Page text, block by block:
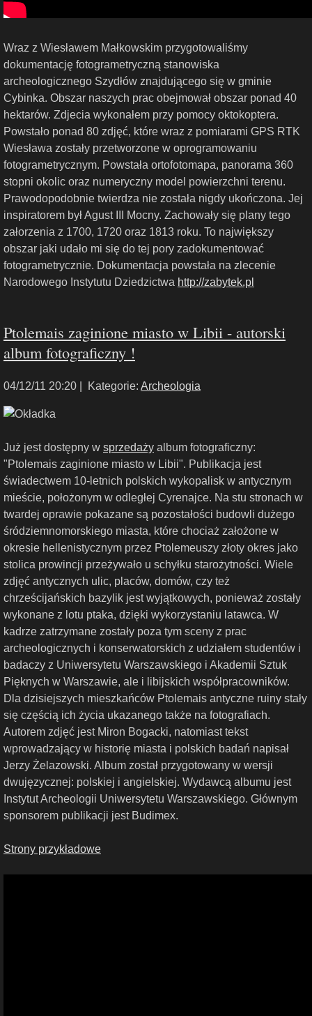
Wraz z Wiesławem Małkowskim przygotowaliśmy
dokumentację fotogrametryczną stanowiska
archeologicznego Szydłów znajdującego się w gminie
Cybinka. Obszar naszych prac obejmował obszar ponad 40
hektarów. Zdjecia wykonałem przy pomocy oktokoptera.
Powstało ponad 80 zdjęć, które wraz z pomiarami GPS RTK
Wiesława zostały przetworzone w oprogramowaniu
fotogrametrycznym. Powstała ortofotomapa, panorama 360
stopni okolic oraz numeryczny model powierzchni terenu.
Prawodopodobnie twierdza nie została nigdy ukończona. Jej
inspiratorem był Agust III Mocny. Zachowały się plany tego
załorzenia z 1700, 1720 oraz 1813 roku. To największy
obszar jaki udało mi się do tej pory zadokumentować
fotogrametrycznie. Dokumentacja powstała na zlecenie
Narodowego Instytutu Dziedzictwa http://zabytek.pl
Ptolemais zaginione miasto w Libii - autorski
album fotograficzny !
04/12/11 20:20 | Kategorie: Archeologia
Już jest dostępny w sprzedaży album fotograficzny:
"Ptolemais zaginione miasto w Libii". Publikacja jest
świadectwem 10-letnich polskich wykopalisk w antycznym
mieście, położonym w odległej Cyrenajce. Na stu stronach w
twardej oprawie pokazane są pozostałości budowli dużego
śródziemnomorskiego miasta, które chociaż założone w
okresie hellenistycznym przez Ptolemeuszy złoty okres jako
stolica prowincji przeżywało u schyłku starożytności. Wiele
zdjęć antycznych ulic, placów, domów, czy też
chrześcijańskich bazylik jest wyjątkowych, ponieważ zostały
wykonane z lotu ptaka, dzięki wykorzystaniu latawca. W
kadrze zatrzymane zostały poza tym sceny z prac
archeologicznych i konserwatorskich z udziałem studentów i
badaczy z Uniwersytetu Warszawskiego i Akademii Sztuk
Pięknych w Warszawie, ale i libijskich współpracowników.
Dla dzisiejszych mieszkańców Ptolemais antyczne ruiny stały
się częścią ich życia ukazanego także na fotografiach.
Autorem zdjęć jest Miron Bogacki, natomiast tekst
wprowadzający w historię miasta i polskich badań napisał
Jerzy Żelazowski. Album został przygotowany w wersji
dwujęzycznej: polskiej i angielskiej. Wydawcą albumu jest
Instytut Archeologii Uniwersytetu Warszawskiego. Głównym
sponsorem publikacji jest Budimex.
Strony przykładowe